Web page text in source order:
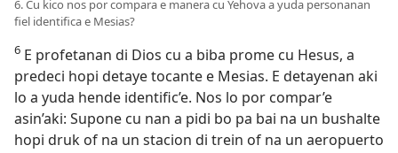
6. Cu kico nos por compara e manera cu Yehova a yuda personanan
fiel identifica e Mesias?
6 E profetanan di Dios cu a biba prome cu Hesus, a
predeci hopi detaye tocante e Mesias. E detayenan aki
lo a yuda hende identific’e. Nos lo por compar’e
asin’aki: Supone cu nan a pidi bo pa bai na un bushalte
hopi druk of na un stacion di trein of na un aeropuerto